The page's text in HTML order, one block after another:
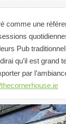
comme une
Pub
qu’il est grand
par